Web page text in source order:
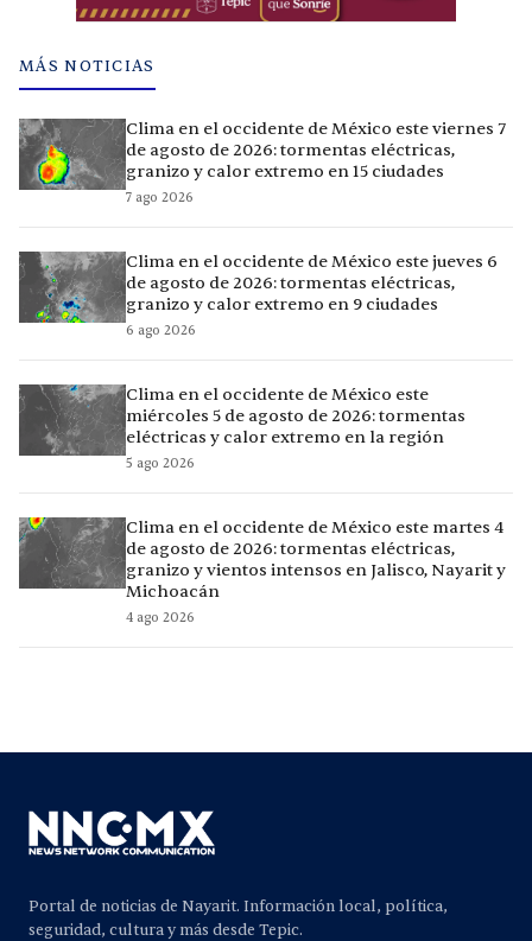
MÁS NOTICIAS
Clima en el occidente de México este viernes 7
de agosto de 2026: tormentas eléctricas,
granizo y calor extremo en 15 ciudades
7 ago 2026
Clima en el occidente de México este jueves 6
de agosto de 2026: tormentas eléctricas,
granizo y calor extremo en 9 ciudades
6 ago 2026
Clima en el occidente de México este
miércoles 5 de agosto de 2026: tormentas
eléctricas y calor extremo en la región
5 ago 2026
Clima en el occidente de México este martes 4
de agosto de 2026: tormentas eléctricas,
granizo y vientos intensos en Jalisco, Nayarit y
Michoacán
4 ago 2026
Portal de noticias de Nayarit. Información local, política,
seguridad, cultura y más desde Tepic.